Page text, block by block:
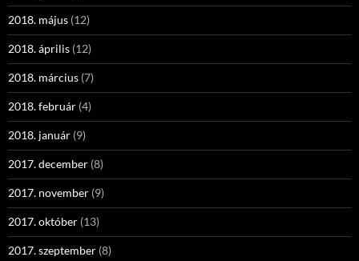
2018. május (12)
2018. április (12)
2018. március (7)
2018. február (4)
2018. január (9)
2017. december (8)
2017. november (9)
2017. október (13)
2017. szeptember (8)